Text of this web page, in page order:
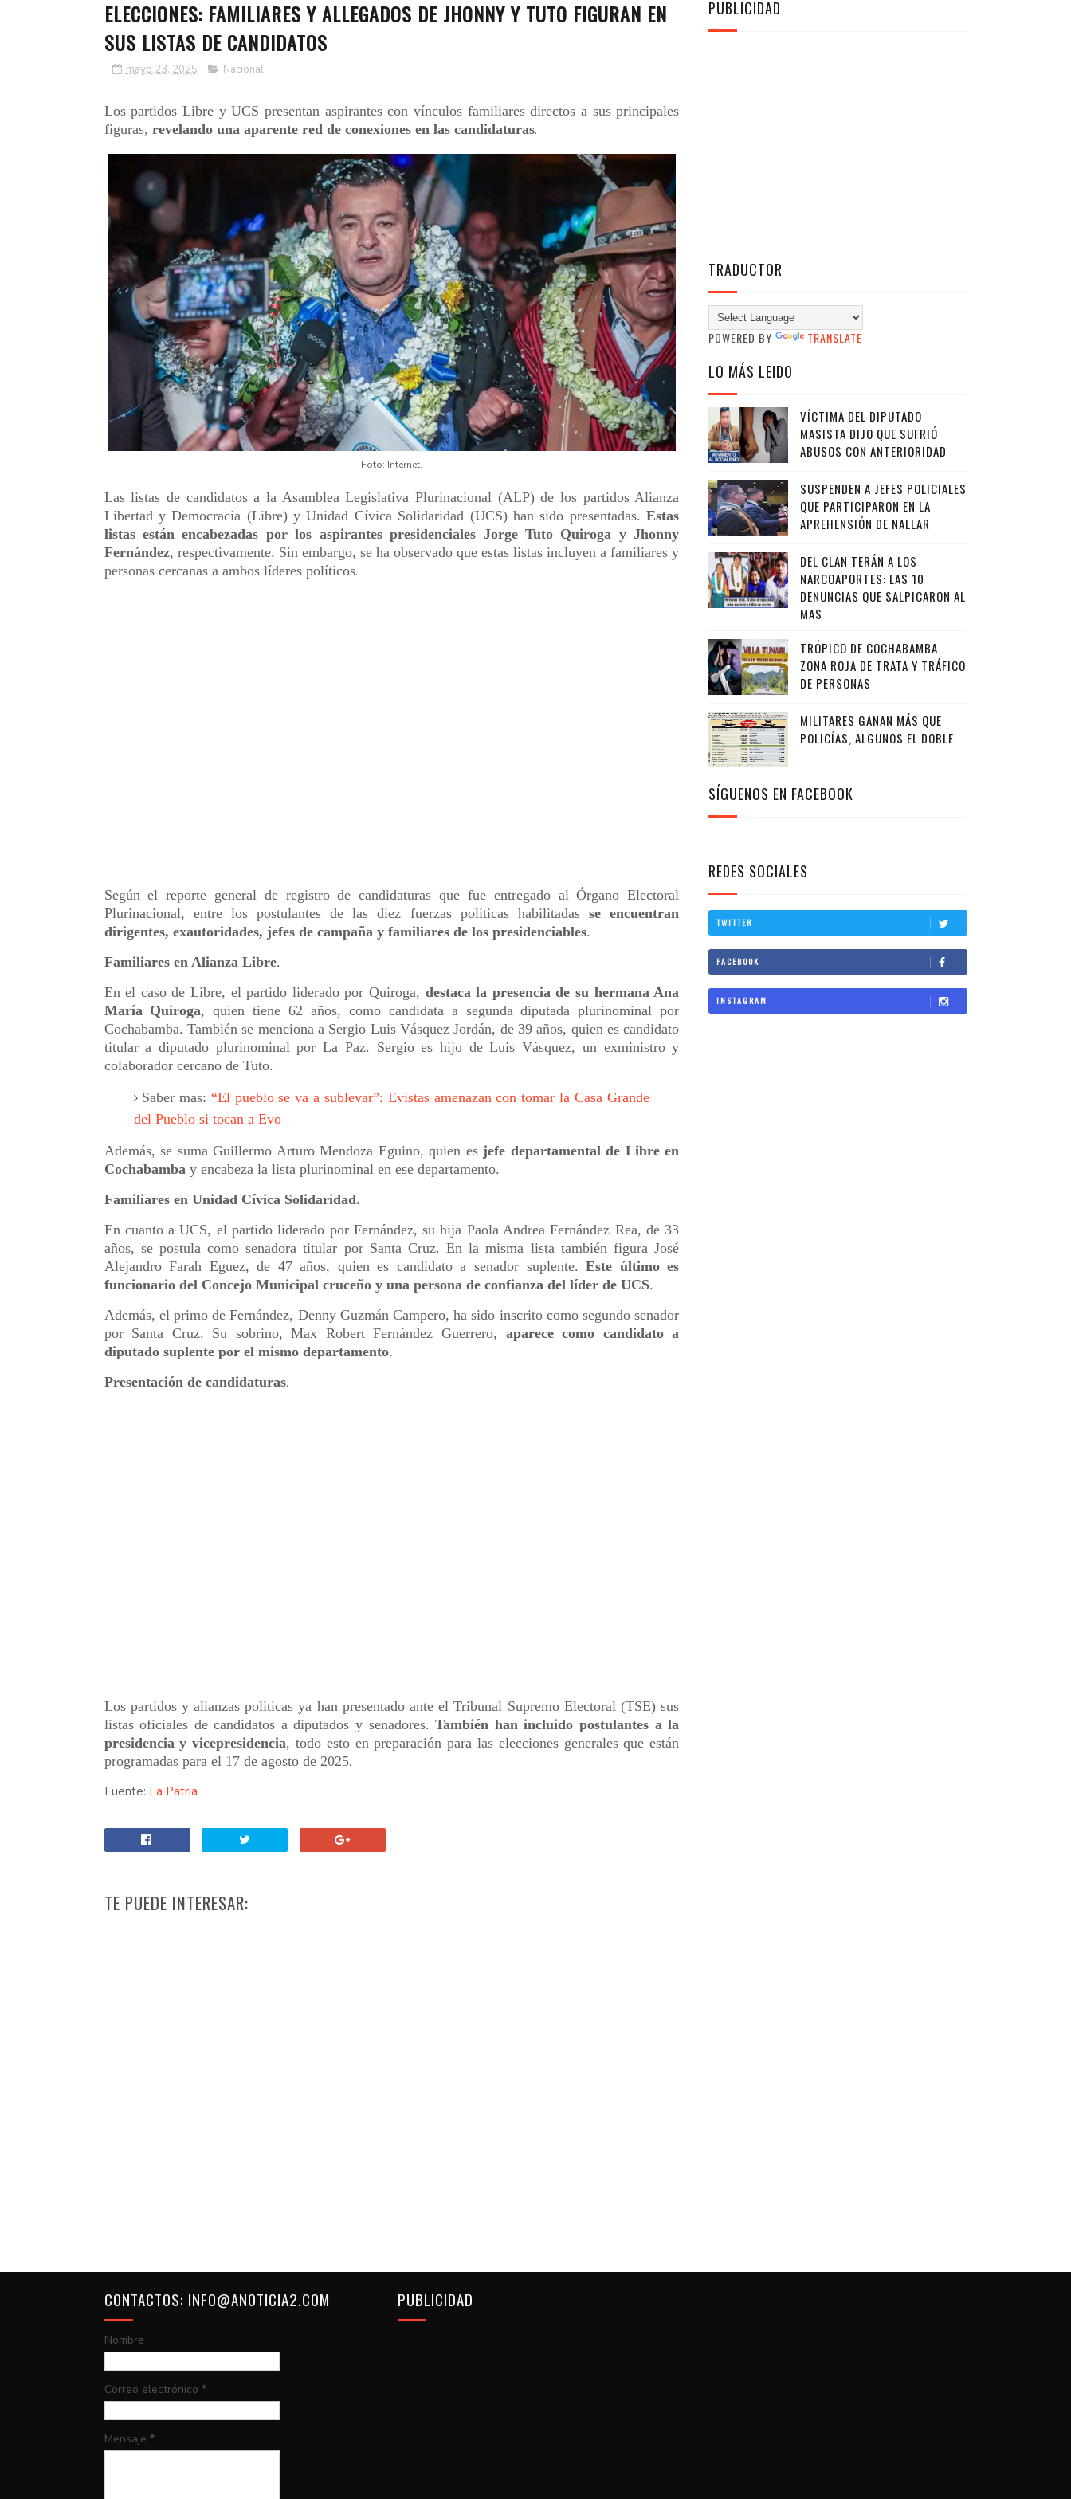
ELECCIONES: FAMILIARES Y ALLEGADOS DE JHONNY Y TUTO FIGURAN EN
SUS LISTAS DE CANDIDATOS
mayo 23, 2025 Nacional
Los partidos Libre y UCS presentan aspirantes con vínculos familiares directos a sus principales
figuras, revelando una aparente red de conexiones en las candidaturas.
Foto: Internet.
Las listas de candidatos a la Asamblea Legislativa Plurinacional (ALP) de los partidos Alianza
Libertad y Democracia (Libre) y Unidad Cívica Solidaridad (UCS) han sido presentadas.Estas
listas están encabezadas por los aspirantes presidenciales Jorge Tuto Quiroga y Jhonny
Fernández, respectivamente. Sin embargo, se ha observado que estas listas incluyen a familiares y
personas cercanas a ambos líderes políticos.
Según el reporte general de registro de candidaturas que fue entregado al Órgano Electoral
Plurinacional, entre los postulantes de las diez fuerzas políticas habilitadasse encuentran
dirigentes, exautoridades, jefes de campaña y familiares de los presidenciables.
Familiares en Alianza Libre.
En el caso de Libre, el partido liderado por Quiroga, destaca la presencia de su hermana Ana
María Quiroga, quien tiene 62 años, como candidata a segunda diputada plurinominal por
Cochabamba. También se menciona a Sergio Luis Vásquez Jordán, de 39 años, quien es candidato
titular a diputado plurinominal por La Paz. Sergio es hijo de Luis Vásquez, un exministro y
colaborador cercano de Tuto.
Saber mas: “El pueblo se va a sublevar”: Evistas amenazan con tomar la Casa Grande
del Pueblo si tocan a Evo
Además, se suma Guillermo Arturo Mendoza Eguino, quien es jefe departamental de Libre en
Cochabambay encabeza la lista plurinominal en ese departamento.
Familiares en Unidad Cívica Solidaridad.
En cuanto a UCS, el partido liderado por Fernández, su hija Paola Andrea Fernández Rea, de 33
años, se postula como senadora titular por Santa Cruz. En la misma lista también figura José
Alejandro Farah Eguez, de 47 años, quien es candidato a senador suplente.Este último es
funcionario del Concejo Municipal cruceño y una persona de confianza del líder de UCS.
Además, el primo de Fernández, Denny Guzmán Campero, ha sido inscrito como segundo senador
por Santa Cruz. Su sobrino, Max Robert Fernández Guerrero, aparece como candidato a
diputado suplente por el mismo departamento.
Presentación de candidaturas.
Los partidos y alianzas políticas ya han presentado ante el Tribunal Supremo Electoral (TSE) sus
listas oficiales de candidatos a diputados y senadores.También han incluido postulantes a la
presidencia y vicepresidencia, todo esto en preparación para las elecciones generales que están
programadas para el 17 de agosto de 2025.
Fuente: La Patria
TE PUEDE INTERESAR:
PUBLICIDAD
TRADUCTOR
POWERED BY TRANSLATE
LO MÁS LEIDO
VÍCTIMA DEL DIPUTADO
MASISTA DIJO QUE SUFRIÓ
ABUSOS CON ANTERIORIDAD
SUSPENDEN A JEFES POLICIALES
QUE PARTICIPARON EN LA
APREHENSIÓN DE NALLAR
DEL CLAN TERÁN A LOS
NARCOAPORTES: LAS 10
DENUNCIAS QUE SALPICARON AL
MAS
TRÓPICO DE COCHABAMBA
ZONA ROJA DE TRATA Y TRÁFICO
DE PERSONAS
MILITARES GANAN MÁS QUE
POLICÍAS, ALGUNOS EL DOBLE
SÍGUENOS EN FACEBOOK
REDES SOCIALES
TWITTER
FACEBOOK
INSTAGRAM
CONTACTOS: INFO@ANOTICIA2.COM
Nombre
Correo electrónico *
Mensaje *
PUBLICIDAD